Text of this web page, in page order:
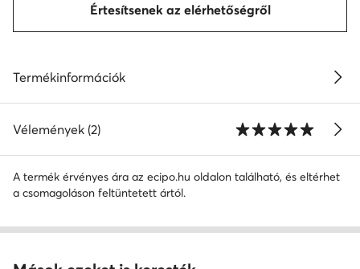
Értesítsenek az elérhetőségről
Termékinformációk
Vélemények (2)
A termék érvényes ára az ecipo.hu oldalon található, és eltérhet
a csomagoláson feltüntetett ártól.